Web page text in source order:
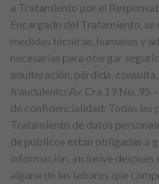
a Tratamiento por el
Encargado del Tratamiento, se
medidas técnicas, humanas y
necesarias para otorgar
adulteración, pérdida,
fraudulento;Av. Cra 19 No. 95
de confidencialidad: Todas las
Tratamiento de datos
de públicos están obligadas a
información, inclusive
alguna de las labores que